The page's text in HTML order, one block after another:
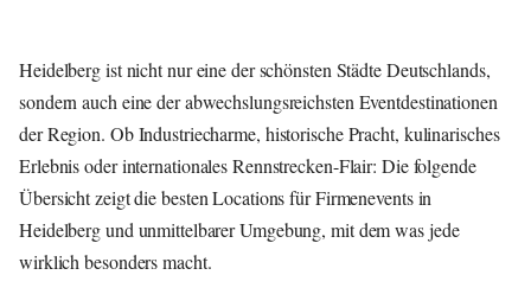
Heidelberg ist nicht nur eine der schönsten Städte Deutschlands,
sondern auch eine der abwechslungsreichsten Eventdestinationen
der Region. Ob Industriecharme, historische Pracht, kulinarisches
Erlebnis oder internationales Rennstrecken-Flair: Die folgende
Übersicht zeigt die besten Locations für Firmenevents in
Heidelberg und unmittelbarer Umgebung, mit dem was jede
wirklich besonders macht.